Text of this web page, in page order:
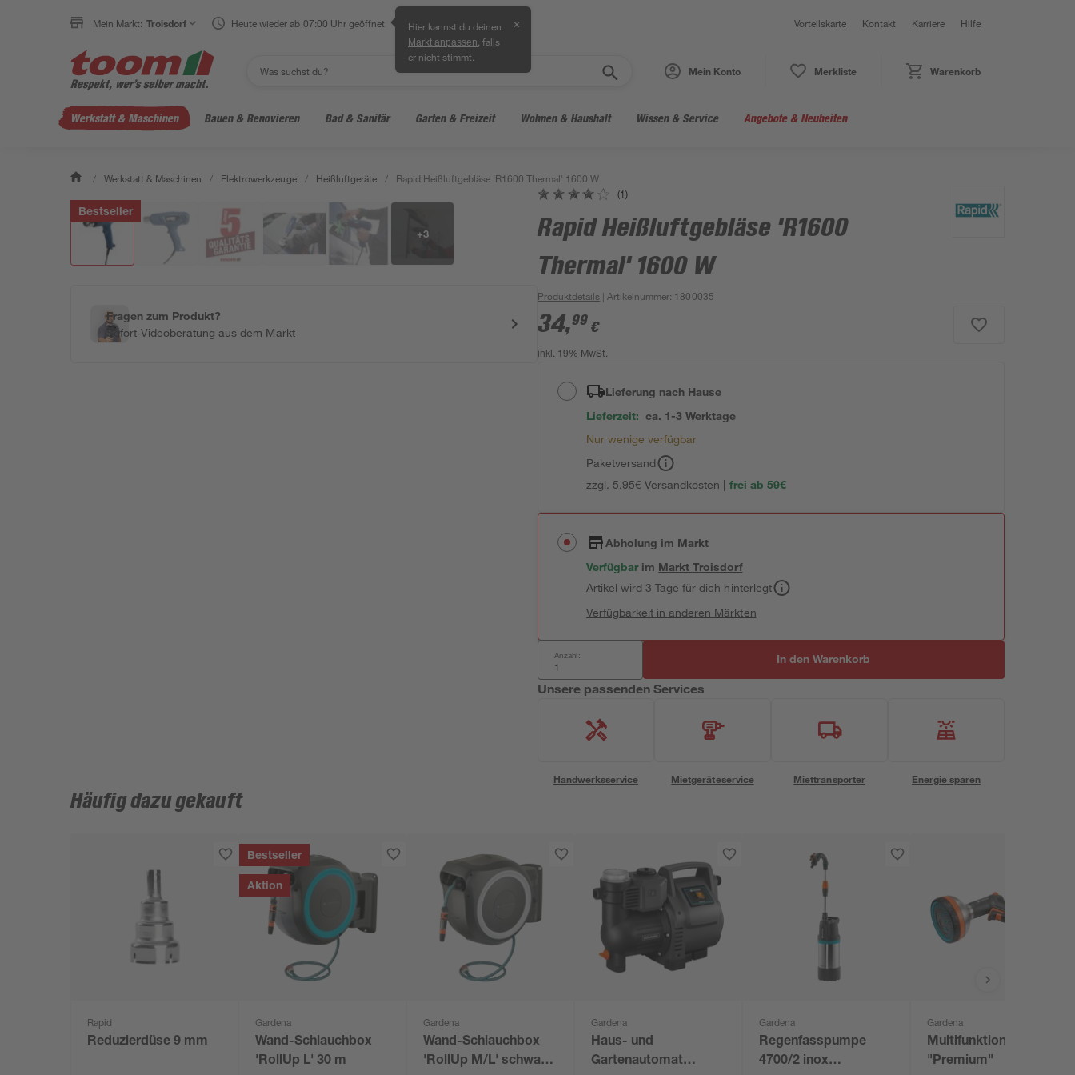
Mein Markt: Troisdorf Heute wieder ab 07:00 Uhr geöffnet Hier kannst du deinen
Markt anpassen , falls
er nicht stimmt.
✕ Vorteilskarte Kontakt Karriere Hilfe
Mein Konto Merkliste Warenkorb
Werkstatt & Maschinen Bauen & Renovieren Bad & Sanitär Garten & Freizeit Wohnen & Haushalt Wissen & Service Angebote & Neuheiten
/ Werkstatt & Maschinen / Elektrowerkzeuge / Heißluftgeräte / Rapid Heißluftgebläse 'R1600 Thermal' 1600 W
Bestseller
+3
Fragen zum Produkt?
Sofort-Videoberatung aus dem Markt
(1)
Rapid Heißluftgebläse 'R1600
Thermal' 1600 W
Produktdetails | Artikelnummer: 1800035
34,99 €
inkl. 19% MwSt.
Lieferung nach Hause
Lieferzeit: ca. 1-3 Werktage
Nur wenige verfügbar
Paketversand
zzgl. 5,95€ Versandkosten | frei ab 59€
Abholung im Markt
Verfügbar im MarktTroisdorf
Artikel wird 3 Tage für dich hinterlegt
Verfügbarkeit in anderen Märkten
Anzahl: In den Warenkorb
Unsere passenden Services
Handwerksservice Mietgeräteservice Miettransporter Energie sparen
Häufig dazu gekauft
Rapid
Reduzierdüse 9 mm
Bestseller
Aktion
Gardena
Wand-Schlauchbox
'RollUp L' 30 m
Gardena
Wand-Schlauchbox
'RollUp M/L' schwarz,
Gardena
Haus- und
Gartenautomat
Gardena
Regenfasspumpe
4700/2 inox
Gardena
Multifunktionsbrause
"Premium"